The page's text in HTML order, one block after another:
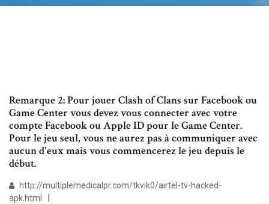
Remarque 2: Pour jouer Clash of Clans sur Facebook ou
Game Center vous devez vous connecter avec votre
compte Facebook ou Apple ID pour le Game Center.
Pour le jeu seul, vous ne aurez pas à communiquer avec
aucun d'eux mais vous commencerez le jeu depuis le
début.
http://multiplemedicalpr.com/tkvik0/airtel-tv-hacked-
apk.html